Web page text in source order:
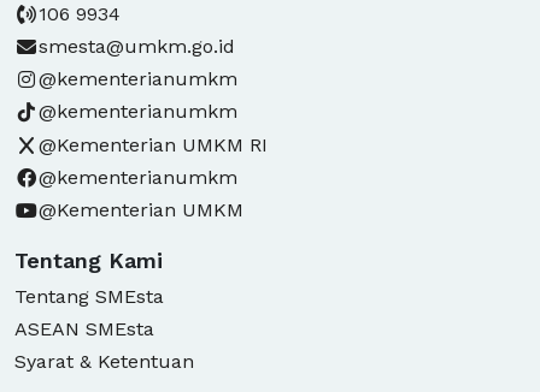
106 9934
smesta@umkm.go.id
@kementerianumkm
@kementerianumkm
@Kementerian UMKM RI
@kementerianumkm
@Kementerian UMKM
Tentang Kami
Tentang SMEsta
ASEAN SMEsta
Syarat & Ketentuan